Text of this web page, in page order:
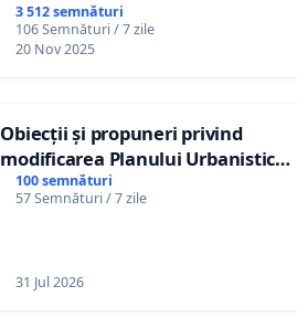
3 512 semnături
106 Semnături / 7 zile
20 Nov 2025
Obiecții și propuneri privind
modificarea Planului Urbanistic
General al orașului Ialoveni
100 semnături
57 Semnături / 7 zile
31 Jul 2026